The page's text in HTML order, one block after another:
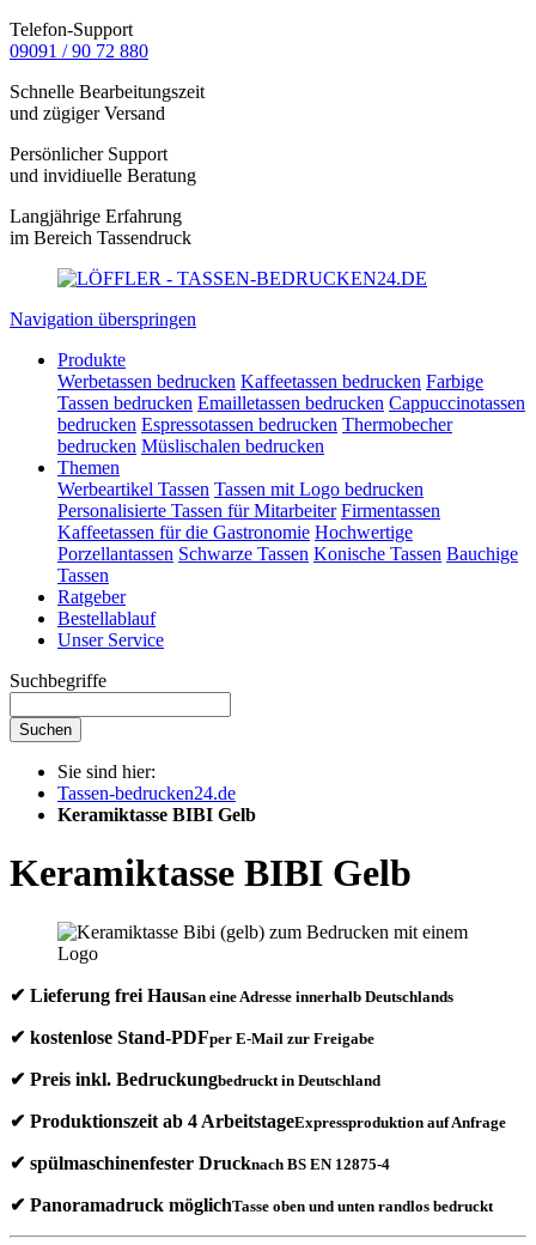
Telefon-Support
09091 / 90 72 880
Schnelle Bearbeitungszeit
und zügiger Versand
Persönlicher Support
und invidiuelle Beratung
Langjährige Erfahrung
im Bereich Tassendruck
Navigation überspringen
Produkte
Werbetassen bedrucken Kaffeetassen bedrucken Farbige
Tassen bedrucken Emailletassen bedrucken Cappuccinotassen
bedrucken Espressotassen bedrucken Thermobecher
bedrucken Müslischalen bedrucken
Themen
Werbeartikel Tassen Tassen mit Logo bedrucken
Personalisierte Tassen für Mitarbeiter Firmentassen
Kaffeetassen für die Gastronomie Hochwertige
Porzellantassen Schwarze Tassen Konische Tassen Bauchige
Tassen
Ratgeber
Bestellablauf
Unser Service
Suchbegriffe
Suchen
Sie sind hier:
Tassen-bedrucken24.de
Keramiktasse BIBI Gelb
Keramiktasse BIBI Gelb
✔ Lieferung frei Hausan eine Adresse innerhalb Deutschlands
✔ kostenlose Stand-PDFper E-Mail zur Freigabe
✔ Preis inkl. Bedruckungbedruckt in Deutschland
✔ Produktionszeit ab 4 ArbeitstageExpressproduktion auf Anfrage
✔ spülmaschinenfester Drucknach BS EN 12875-4
✔ Panoramadruck möglichTasse oben und unten randlos bedruckt